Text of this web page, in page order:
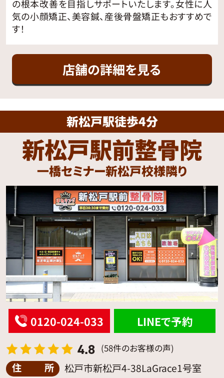
の根本改善を目指しサポートいたします。女性に人
気の小顔矯正、美容鍼、産後骨盤矯正もおすすめで
す！
店舗の詳細を見る
新松戸駅徒歩4分
新松戸駅前整骨院
一橋セミナー新松戸校様隣り
4.8 (58件のお客様の声)
住所
松戸市新松戸4-38LaGrace1号室
0120-024-033 LINEで予約